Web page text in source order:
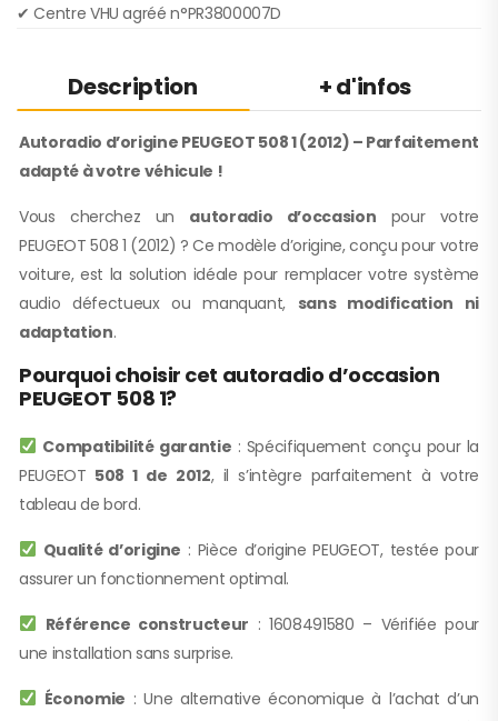
✔︎ Centre VHU agréé n°PR3800007D
Description + d'infos
Autoradio d’origine PEUGEOT 508 1 (2012) – Parfaitement
adapté à votre véhicule !
Vous cherchez un autoradio d’occasion pour votre
PEUGEOT 508 1 (2012) ? Ce modèle d’origine, conçu pour votre
voiture, est la solution idéale pour remplacer votre système
audio défectueux ou manquant, sans modification ni
adaptation.
Pourquoi choisir cet autoradio d’occasion
PEUGEOT 508 1?
Compatibilité garantie : Spécifiquement conçu pour la
PEUGEOT 508 1 de 2012, il s’intègre parfaitement à votre
tableau de bord.
Qualité d’origine : Pièce d’origine PEUGEOT, testée pour
assurer un fonctionnement optimal.
Référence constructeur : 1608491580 – Vérifiée pour
une installation sans surprise.
Économie : Une alternative économique à l’achat d’un